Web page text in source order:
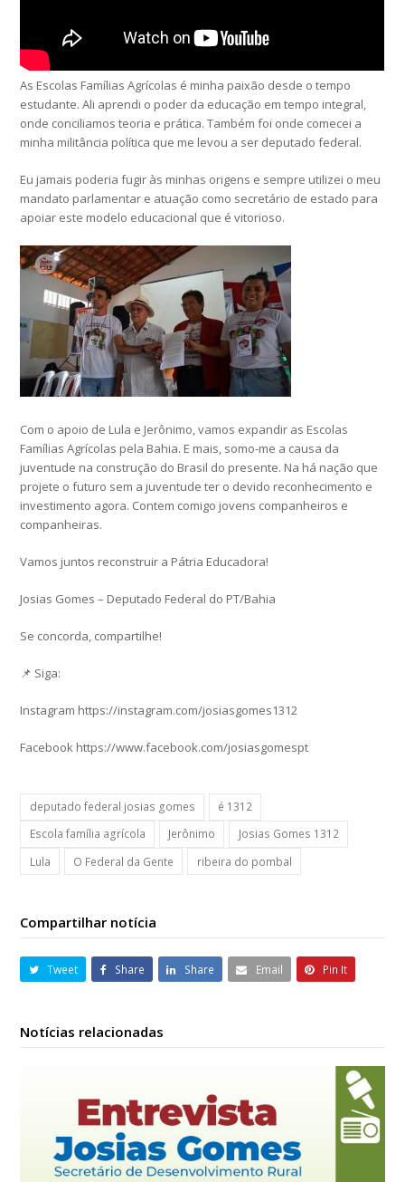
As Escolas Famílias Agrícolas é minha paixão desde o tempo
estudante. Ali aprendi o poder da educação em tempo integral,
onde conciliamos teoria e prática. Também foi onde comecei a
minha militância política que me levou a ser deputado federal.
Eu jamais poderia fugir às minhas origens e sempre utilizei o meu
mandato parlamentar e atuação como secretário de estado para
apoiar este modelo educacional que é vitorioso.
Com o apoio de Lula e Jerônimo, vamos expandir as Escolas
Famílias Agrícolas pela Bahia. E mais, somo-me a causa da
juventude na construção do Brasil do presente. Na há nação que
projete o futuro sem a juventude ter o devido reconhecimento e
investimento agora. Contem comigo jovens companheiros e
companheiras.
Vamos juntos reconstruir a Pátria Educadora!
Josias Gomes – Deputado Federal do PT/Bahia
Se concorda, compartilhe!
📌 Siga:
Instagram https://instagram.com/josiasgomes1312
Facebook https://www.facebook.com/josiasgomespt
deputado federal josias gomes
é 1312
Escola família agrícola
Jerônimo
Josias Gomes 1312
Lula
O Federal da Gente ribeira do pombal
Compartilhar notícia
Tweet Share Share Email Pin It
Notícias relacionadas